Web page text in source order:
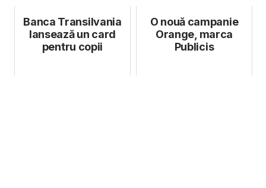
Banca Transilvania
lansează un card
pentru copii
O nouă campanie
Orange, marca
Publicis